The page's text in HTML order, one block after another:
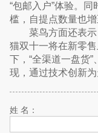
“包邮入户”体验。
槛，自提点数量也
菜鸟方面还表
猫双十一将在新零
下，“全渠道一盘货
现，通过技术创新为
姓 名：